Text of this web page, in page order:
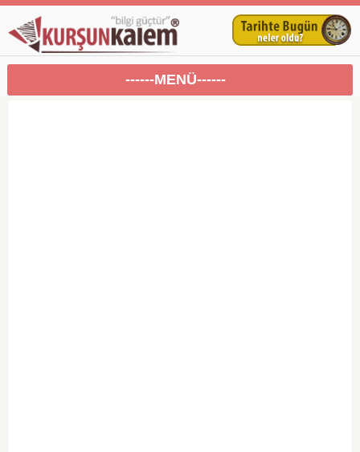
------MENÜ------